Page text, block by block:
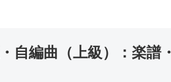
自編曲（上級）：楽譜・